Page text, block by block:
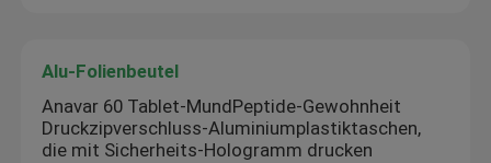
Alu-Folienbeutel
Anavar 60 Tablet-MundPeptide-Gewohnheit
Druckzipverschluss-Aluminiumplastiktaschen,
die mit Sicherheits-Hologramm drucken